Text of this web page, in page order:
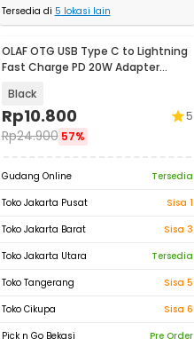
Tersedia di 5 lokasi lain
OLAF OTG USB Type C to Lightning
Fast Charge PD 20W Adapter
Black
Rp10.800
Rp24.900 57%
5
Gudang Online
Tersedia
Toko Jakarta Pusat
Sisa 1
Toko Jakarta Barat
Sisa 3
Toko Jakarta Utara
Tersedia
Toko Tangerang
Sisa 5
Toko Cikupa
Sisa 6
Pick n Go Bekasi
Pre Order